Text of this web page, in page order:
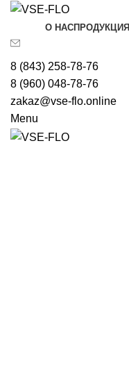
О НАСПРОДУКЦИЯ
8 (843) 258-78-76
8 (960) 048-78-76
zakaz@vse-flo.online
Menu